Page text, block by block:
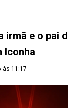
irmã e o pai
Iconha
às 11:17